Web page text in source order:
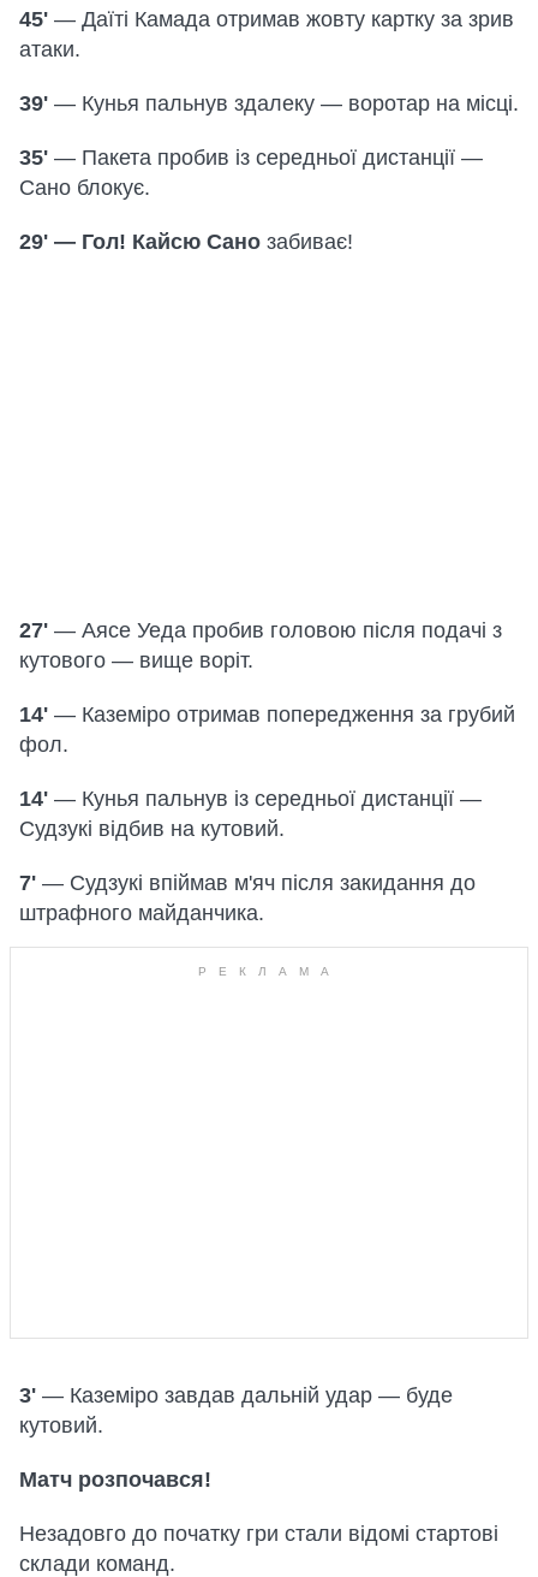
45' — Даїті Камада отримав жовту картку за зрив
атаки.
39' — Кунья пальнув здалеку — воротар на місці.
35' — Пакета пробив із середньої дистанції —
Сано блокує.
29' — Гол! Кайсю Сано забиває!
27' — Аясе Уеда пробив головою після подачі з
кутового — вище воріт.
14' — Каземіро отримав попередження за грубий
фол.
14' — Кунья пальнув із середньої дистанції —
Судзукі відбив на кутовий.
7' — Судзукі впіймав м'яч після закидання до
штрафного майданчика.
3' — Каземіро завдав дальній удар — буде
кутовий.
Матч розпочався!
Незадовго до початку гри стали відомі стартові
склади команд.